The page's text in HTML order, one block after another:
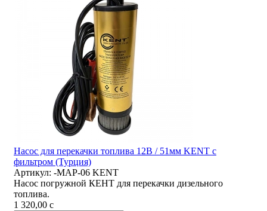
Насос для перекачки топлива 12В / 51мм KENT с
фильтром (Турция)
Артикул: -MAP-06 KENT
Насос погружной КЕНТ для перекачки дизельного
топлива.
1 320,00 c